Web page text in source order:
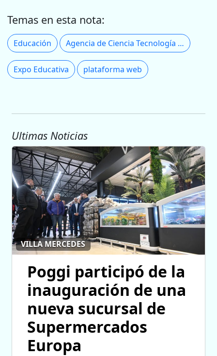
Temas en esta nota:
Educación Agencia de Ciencia Tecnología y Sociedad
Expo Educativa plataforma web
Ultimas Noticias
VILLA MERCEDES
Poggi participó de la
inauguración de una
nueva sucursal de
Supermercados
Europa